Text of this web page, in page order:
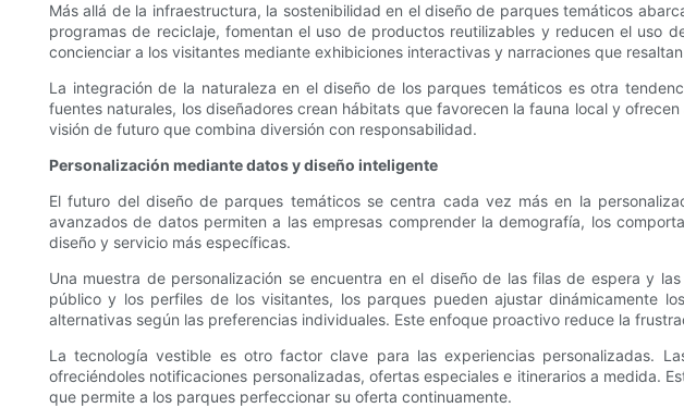
Más allá de la infraestructura, la sostenibilidad en el diseño de parques temáticos
programas de reciclaje, fomentan el uso de productos reutilizables y reducen el uso
concienciar a los visitantes mediante exhibiciones interactivas y narraciones que
La integración de la naturaleza en el diseño de los parques temáticos es otra
fuentes naturales, los diseñadores crean hábitats que favorecen la fauna local y
visión de futuro que combina diversión con responsabilidad.
Personalización mediante datos y diseño inteligente
El futuro del diseño de parques temáticos se centra cada vez más en la
avanzados de datos permiten a las empresas comprender la demografía, los
diseño y servicio más específicas.
Una muestra de personalización se encuentra en el diseño de las filas de espera y
público y los perfiles de los visitantes, los parques pueden ajustar dinámicamente
alternativas según las preferencias individuales. Este enfoque proactivo reduce la
La tecnología vestible es otro factor clave para las experiencias personalizadas.
ofreciéndoles notificaciones personalizadas, ofertas especiales e itinerarios a medida.
que permite a los parques perfeccionar su oferta continuamente.